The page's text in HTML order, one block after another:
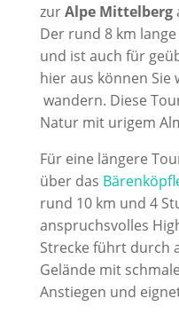
zurAlpe Mittelberg
Der rund 8 km
und ist auch für
hier aus können Sie
wandern. Diese
Natur mit urigem
Für eine längere
über das
rund 10 km und 4
anspruchsvolles
Strecke führt durch
Gelände mit
Anstiegen und